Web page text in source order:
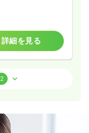
詳細を見る
2